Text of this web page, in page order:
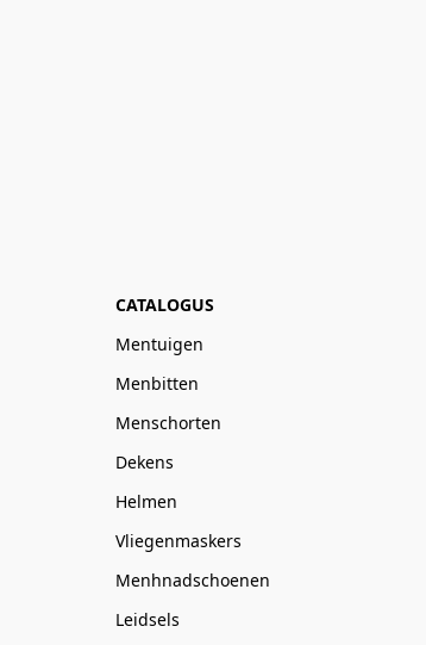
CATALOGUS
Mentuigen
Menbitten
Menschorten
Dekens
Helmen
Vliegenmaskers
Menhnadschoenen
Leidsels